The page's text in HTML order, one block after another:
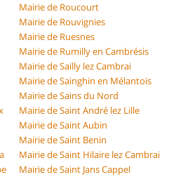
Mairie de Roucourt
Mairie de Rouvignies
Mairie de Ruesnes
Mairie de Rumilly en Cambrésis
Mairie de Sailly lez Cambrai
Mairie de Sainghin en Mélantois
Mairie de Sains du Nord
Mairie de Saint André lez Lille
Mairie de Saint Aubin
Mairie de Saint Benin
Mairie de Saint Hilaire lez Cambrai
Mairie de Saint Jans Cappel